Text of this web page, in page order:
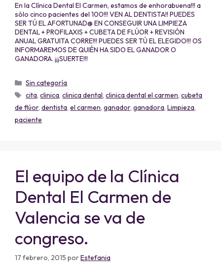
En la Clínica Dental El Carmen, estamos de enhorabuena!!! a
sólo cinco pacientes del 100!!! VEN AL DENTISTA!! PUEDES
SER TÚ EL AFORTUNAD@ EN CONSEGUIR UNA LIMPIEZA
DENTAL + PROFILAXIS + CUBETA DE FLÚOR + REVISIÓN
ANUAL GRATUITA CORRE!!! PUEDES SER TÚ EL ELEGIDO!!! OS
INFORMAREMOS DE QUIÉN HA SIDO EL GANADOR O
GANADORA. ¡¡¡SUERTE!!!
Sin categoría
cita,clinica,clinica dental,clinica dental el carmen,cubeta
de flúor, dentista, el carmen, ganador, ganadora, Limpieza,
paciente
El equipo de la Clínica
Dental El Carmen de
Valencia se va de
congreso.
17 febrero, 2015 porEstefania